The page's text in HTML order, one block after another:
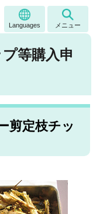
Languages メニュー
等購入申
剪定枝チッ